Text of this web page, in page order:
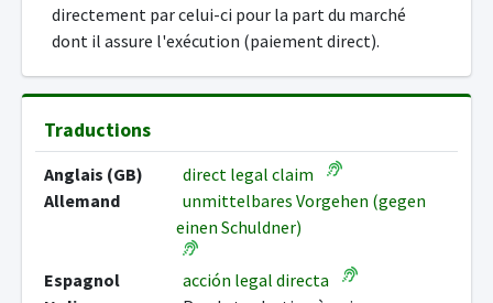
directement par celui-ci pour la part du marché
dont il assure l'exécution (paiement direct).
Traductions
Anglais (GB)
direct legal claim
Allemand
unmittelbares Vorgehen (gegen
einen Schuldner)
Espagnol
acción legal directa